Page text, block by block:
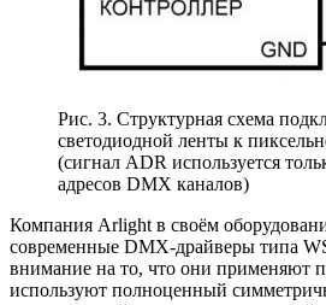
Рис. 3. Структурная схема
светодиодной ленты к
(сигнал ADR используется
адресов DMX каналов)
Компания Arlight в своём
современные DMX-драйверы типа
внимание на то, что они применяют
используют полноценный